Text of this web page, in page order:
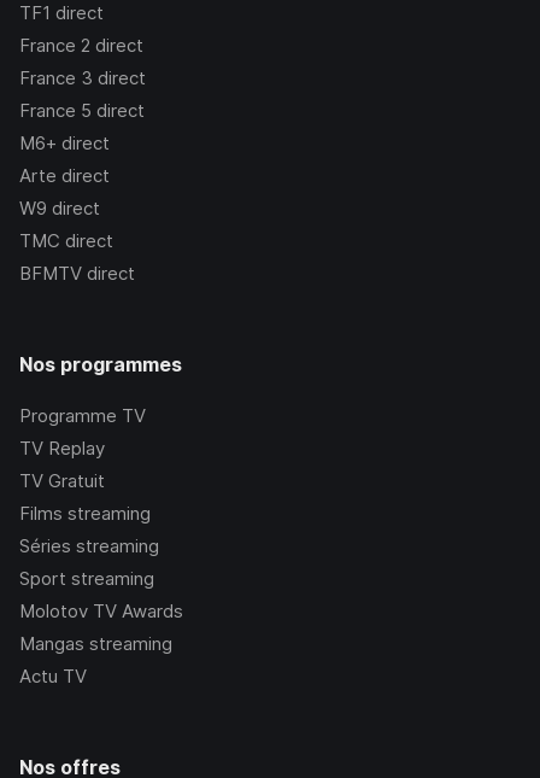
TF1 direct
France 2 direct
France 3 direct
France 5 direct
M6+ direct
Arte direct
W9 direct
TMC direct
BFMTV direct
Nos programmes
Programme TV
TV Replay
TV Gratuit
Films streaming
Séries streaming
Sport streaming
Molotov TV Awards
Mangas streaming
Actu TV
Nos offres